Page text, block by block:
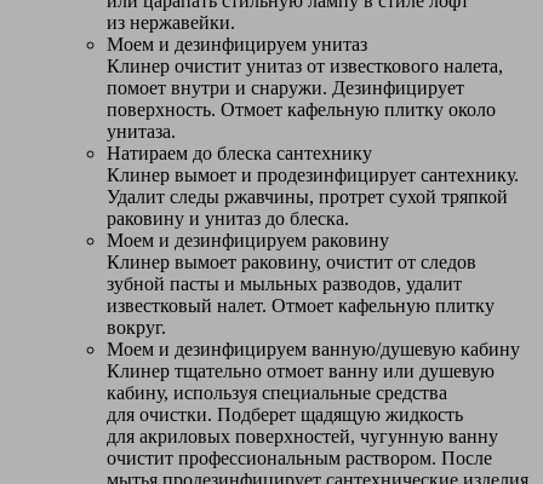
из нержавейки.
Моем и дезинфицируем унитаз
Клинер очистит унитаз от известкового налета,
помоет внутри и снаружи. Дезинфицирует
поверхность. Отмоет кафельную плитку около
унитаза.
Натираем до блеска сантехнику
Клинер вымоет и продезинфицирует сантехнику.
Удалит следы ржавчины, протрет сухой тряпкой
раковину и унитаз до блеска.
Моем и дезинфицируем раковину
Клинер вымоет раковину, очистит от следов
зубной пасты и мыльных разводов, удалит
известковый налет. Отмоет кафельную плитку
вокруг.
Моем и дезинфицируем ванную/душевую кабину
Клинер тщательно отмоет ванну или душевую
кабину, используя специальные средства
для очистки. Подберет щадящую жидкость
для акриловых поверхностей, чугунную ванну
очистит профессиональным раствором. После
мытья продезинфицирует сантехнические изделия.